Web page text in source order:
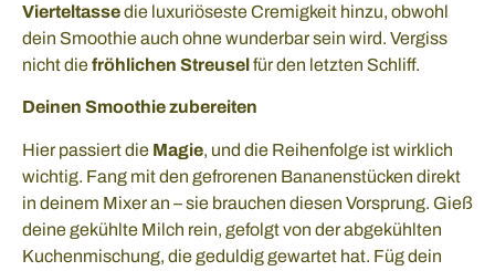
Vierteltassedie luxuriöseste Cremigkeit hinzu, obwohl
dein Smoothie auch ohne wunderbar sein wird. Vergiss
nicht diefröhlichen Streuselfür den letzten Schliff.
Deinen Smoothie zubereiten
Hier passiert die Magie, und die Reihenfolge ist wirklich
wichtig. Fang mit den gefrorenen Bananenstücken direkt
in deinem Mixer an – sie brauchen diesen Vorsprung. Gieß
deine gekühlte Milch rein, gefolgt von der abgekühlten
Kuchenmischung, die geduldig gewartet hat. Füg dein